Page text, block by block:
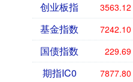
创业板指 3563.12
基金指数 7242.10
国债指数 229.69
期指IC0 7877.80